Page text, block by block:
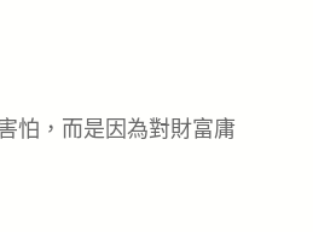
怕，而是因為對財富庸